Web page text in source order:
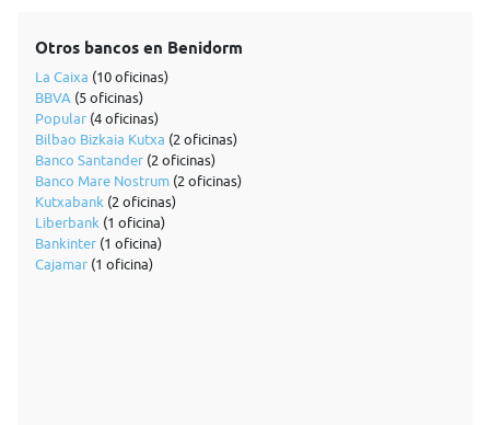
Otros bancos en Benidorm
La Caixa (10 oficinas)
BBVA (5 oficinas)
Popular (4 oficinas)
Bilbao Bizkaia Kutxa (2 oficinas)
Banco Santander (2 oficinas)
Banco Mare Nostrum (2 oficinas)
Kutxabank (2 oficinas)
Liberbank (1 oficina)
Bankinter (1 oficina)
Cajamar (1 oficina)